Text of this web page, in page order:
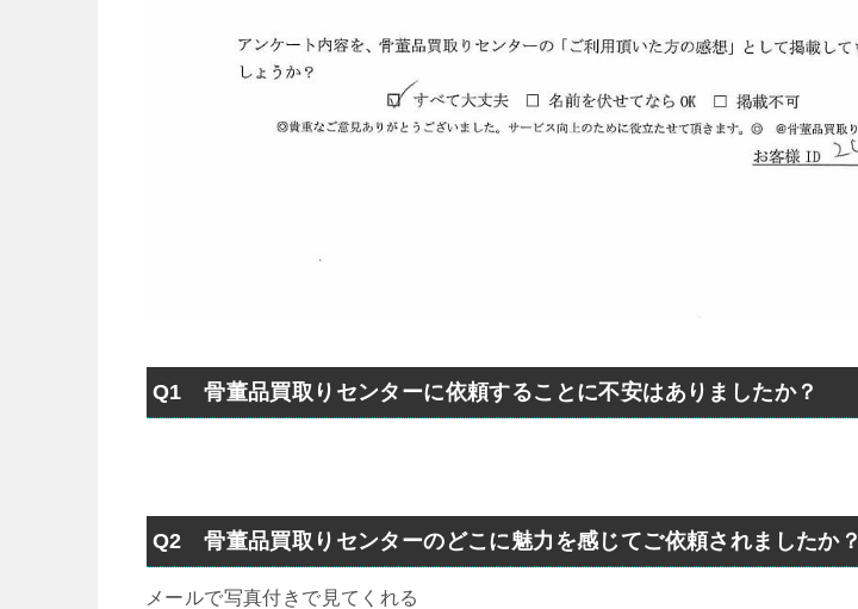
Q1 骨董品買取りセンターに依頼することに不安はありましたか？
Q2 骨董品買取りセンターのどこに魅力を感じてご依頼されましたか？
メールで写真付きで見てくれる